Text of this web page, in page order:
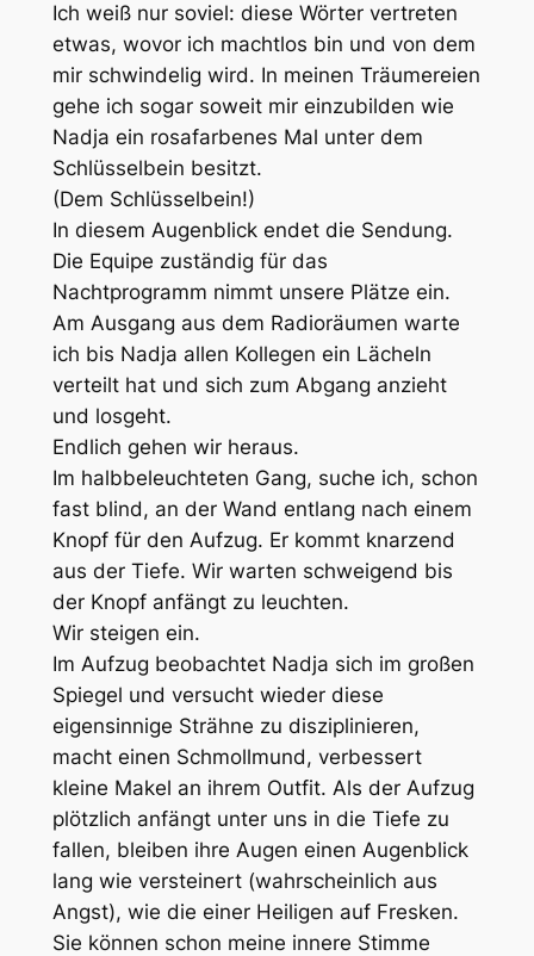
Ich weiß nur soviel: diese Wörter vertreten
etwas, wovor ich machtlos bin und von dem
mir schwindelig wird. In meinen Träumereien
gehe ich sogar soweit mir einzubilden wie
Nadja ein rosafarbenes Mal unter dem
Schlüsselbein besitzt.
(Dem Schlüsselbein!)
In diesem Augenblick endet die Sendung.
Die Equipe zuständig für das
Nachtprogramm nimmt unsere Plätze ein.
Am Ausgang aus dem Radioräumen warte
ich bis Nadja allen Kollegen ein Lächeln
verteilt hat und sich zum Abgang anzieht
und losgeht.
Endlich gehen wir heraus.
Im halbbeleuchteten Gang, suche ich, schon
fast blind, an der Wand entlang nach einem
Knopf für den Aufzug. Er kommt knarzend
aus der Tiefe. Wir warten schweigend bis
der Knopf anfängt zu leuchten.
Wir steigen ein.
Im Aufzug beobachtet Nadja sich im großen
Spiegel und versucht wieder diese
eigensinnige Strähne zu disziplinieren,
macht einen Schmollmund, verbessert
kleine Makel an ihrem Outfit. Als der Aufzug
plötzlich anfängt unter uns in die Tiefe zu
fallen, bleiben ihre Augen einen Augenblick
lang wie versteinert (wahrscheinlich aus
Angst), wie die einer Heiligen auf Fresken.
Sie können schon meine innere Stimme